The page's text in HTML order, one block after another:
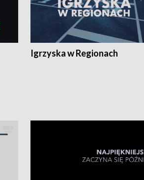
Igrzyska w Regionach